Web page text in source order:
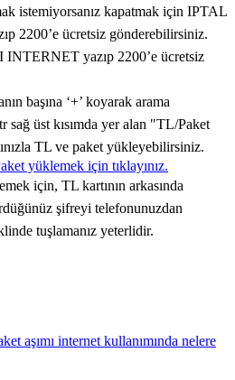
istemiyorsanız kapatmak için IPTAL
2200’e ücretsiz gönderebilirsiniz.
yazıp 2200’e ücretsiz
başına ‘+’ koyarak arama
sağ üst kısımda yer alan "TL/Paket
TL ve paket yükleyebilirsiniz.
yüklemek için tıklayınız.​​
için, TL kartının arkasında
şifreyi telefonunuzdan
tuşlamanız yeterlidir.
aşımı internet kullanımında nelere